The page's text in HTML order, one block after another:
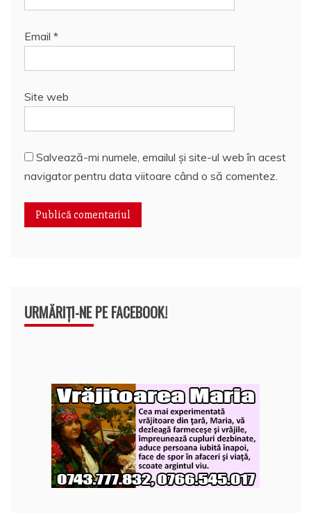
Email *
Site web
Salvează-mi numele, emailul și site-ul web în acest
navigator pentru data viitoare când o să comentez.
URMĂRIȚI-NE PE FACEBOOK!